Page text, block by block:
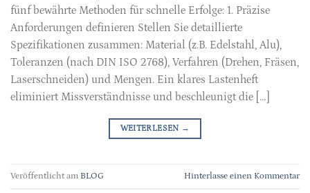
fünf bewährte Methoden für schnelle Erfolge: 1. Präzise
Anforderungen definieren Stellen Sie detaillierte
Spezifikationen zusammen: Material (z.B. Edelstahl, Alu),
Toleranzen (nach DIN ISO 2768), Verfahren (Drehen, Fräsen,
Laserschneiden) und Mengen. Ein klares Lastenheft
eliminiert Missverständnisse und beschleunigt die […]
WEITERLESEN →
Veröffentlicht am BLOG Hinterlasse einen Kommentar